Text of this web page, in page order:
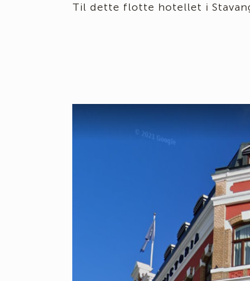
Til dette flotte hotellet i